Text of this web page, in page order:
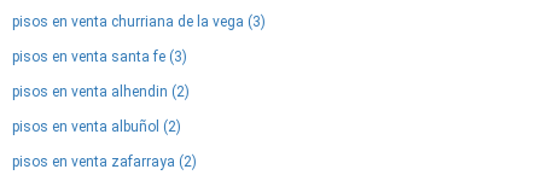
pisos en venta churriana de la vega (3)
pisos en venta santa fe (3)
pisos en venta alhendin (2)
pisos en venta albuñol (2)
pisos en venta zafarraya (2)